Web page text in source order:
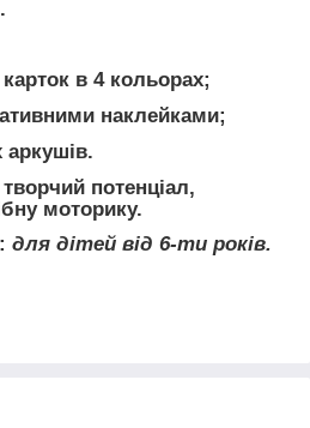
в 4 кольорах;
наклейками;
аркушів.
потенціал,
моторику.
для дітей від 6-ти років.